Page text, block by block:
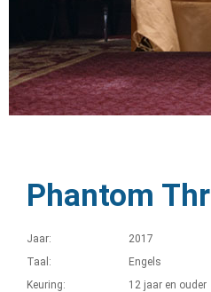
Phantom
Jaar:
2017
Taal:
Engels
Keuring:
12 jaar en ouder